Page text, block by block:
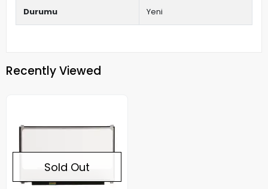
Durumu Yeni
Recently Viewed
Sold Out